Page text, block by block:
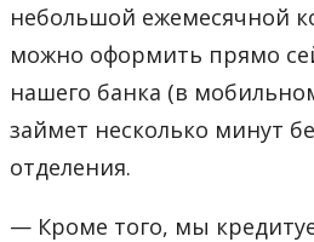
небольшой ежемесячной
можно оформить прямо
нашего банка (в
займет несколько минут
отделения.
— Кроме того, мы